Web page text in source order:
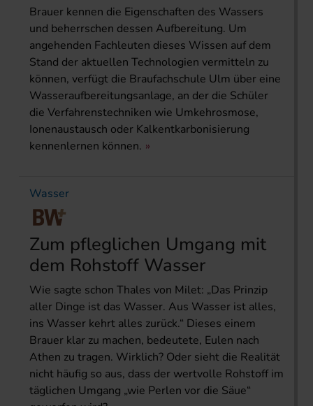
Brauer kennen die Eigenschaften des Wassers
und beherrschen dessen Aufbereitung. Um
angehenden Fachleuten dieses Wissen auf dem
Stand der aktuellen Technologien vermitteln zu
können, verfügt die Braufachschule Ulm über eine
Wasseraufbereitungsanlage, an der die Schüler
die Verfahrenstechniken wie Umkehrosmose,
Ionenaustausch oder Kalkentkarbonisierung
kennenlernen können.
Wasser
Zum pfleglichen Umgang mit
dem Rohstoff Wasser
Wie sagte schon Thales von Milet: „Das Prinzip
aller Dinge ist das Wasser. Aus Wasser ist alles,
ins Wasser kehrt alles zurück.“ Dieses einem
Brauer klar zu machen, bedeutete, Eulen nach
Athen zu tragen. Wirklich? Oder sieht die Realität
nicht häufig so aus, dass der wertvolle Rohstoff im
täglichen Umgang „wie Perlen vor die Säue“